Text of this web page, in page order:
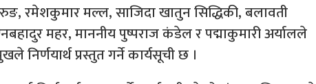
रमेशकुमार मल्ल, साजिदा खातुन सिद्धिकी, बलावती
महर, माननीय पुष्पराज कंडेल र पद्माकुमारी अर्यालले
निर्णयार्थ प्रस्तुत गर्ने कार्यसूची छ ।